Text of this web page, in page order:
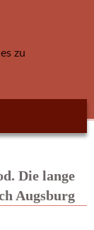
zu
Die lange
Augsburg